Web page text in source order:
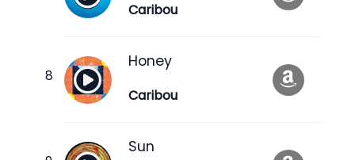
Caribou
Honey
Caribou
Sun